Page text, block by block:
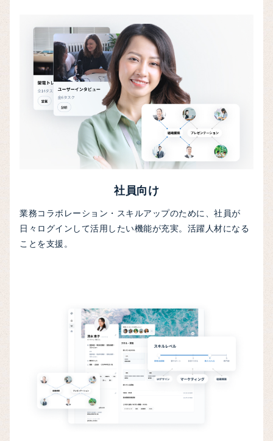
社員向け
業務コラボレーション・スキルアップのために、社員が
日々ログインして活用したい機能が充実。活躍人材になる
ことを支援。